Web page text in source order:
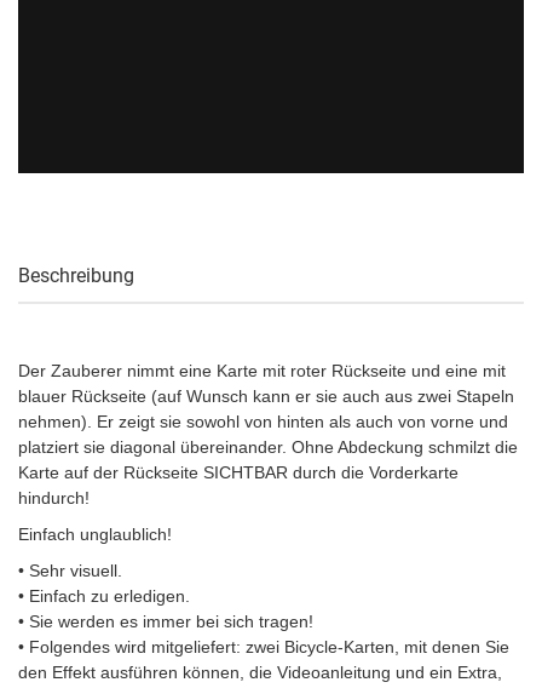
Beschreibung
Der Zauberer nimmt eine Karte mit roter Rückseite und eine mit
blauer Rückseite (auf Wunsch kann er sie auch aus zwei Stapeln
nehmen). Er zeigt sie sowohl von hinten als auch von vorne und
platziert sie diagonal übereinander. Ohne Abdeckung schmilzt die
Karte auf der Rückseite SICHTBAR durch die Vorderkarte
hindurch!
Einfach unglaublich!
• Sehr visuell.
• Einfach zu erledigen.
• Sie werden es immer bei sich tragen!
• Folgendes wird mitgeliefert: zwei Bicycle-Karten, mit denen Sie
den Effekt ausführen können, die Videoanleitung und ein Extra,